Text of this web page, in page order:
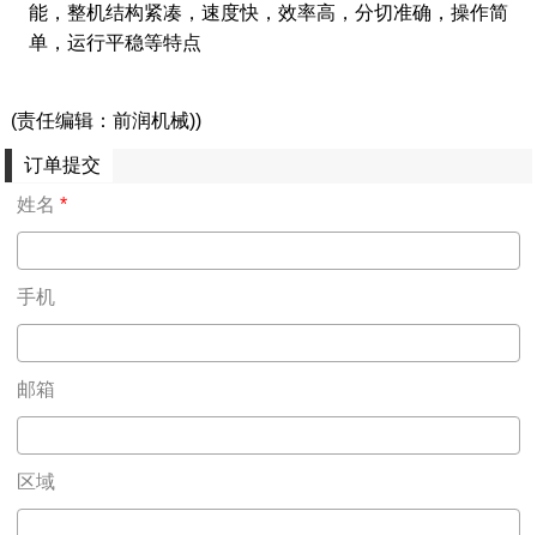
能，整机结构紧凑，速度快，效率高，分切准确，操作简
单，运行平稳等特点
(责任编辑：前润机械))
订单提交
姓名 *
手机
邮箱
区域